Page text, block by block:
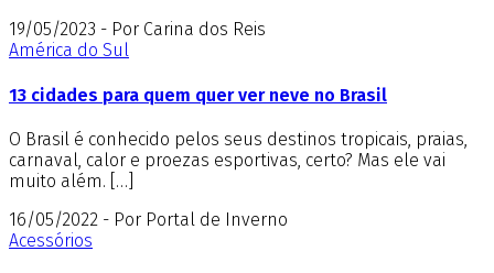
19/05/2023 - Por Carina dos Reis
América do Sul
13 cidades para quem quer ver neve no Brasil
O Brasil é conhecido pelos seus destinos tropicais, praias,
carnaval, calor e proezas esportivas, certo? Mas ele vai
muito além. […]
16/05/2022 - Por Portal de Inverno
Acessórios